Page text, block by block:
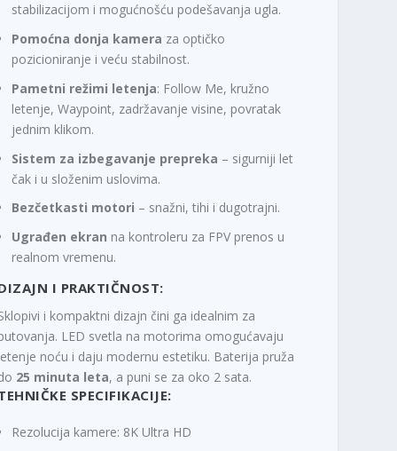
R
S
D
.
stabilizacijom i mogućnošću podešavanja ugla.
Pomoćna donja kamera za optičko
pozicioniranje i veću stabilnost.
Pametni režimi letenja: Follow Me, kružno
letenje, Waypoint, zadržavanje visine, povratak
jednim klikom.
Sistem za izbegavanje prepreka – sigurniji let
čak i u složenim uslovima.
Bezčetkasti motori – snažni, tihi i dugotrajni.
Ugrađen ekran na kontroleru za FPV prenos u
realnom vremenu.
I PRAKTIČNOST:
i kompaktni dizajn čini ga idealnim za
LED svetla na motorima omogućavaju
noću i daju modernu estetiku. Baterija pruža
25 minuta leta, a puni se za oko 2 sata.
SPECIFIKACIJE:
Rezolucija kamere: 8K Ultra HD